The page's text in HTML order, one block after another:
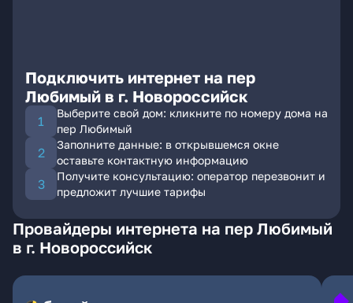
Подключить интернет на пер
Любимый в г. Новороссийск
Выберите свой дом: кликните по номеру дома на
пер Любимый
Заполните данные: в открывшемся окне
оставьте контактную информацию
Получите консультацию: оператор перезвонит и
предложит лучшие тарифы
Провайдеры интернета на пер Любимый
в г. Новороссийск